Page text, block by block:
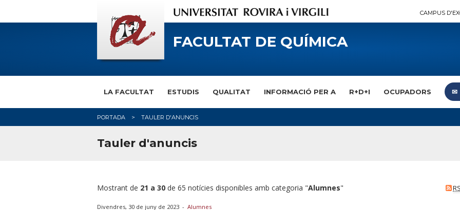
CAMPUS
FACULTAT DE QUÍMICA
LA FACULTAT ESTUDIS QUALITAT INFORMACIÓ PER A R+D+I OCUPADORS ✉︎
PORTADA TAULER D'ANUNCIS
Tauler d'anuncis
Mostrant de 21 a 30 de 65 notícies disponibles amb categoria "Alumnes"
Divendres, 30 de juny de 2023 - Alumnes